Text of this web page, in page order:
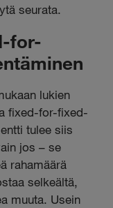
seurata.
for-
lukien
fixed-for-fixed-
tulee siis
jos– se
rahamäärä
selkeältä,
muuta. Usein